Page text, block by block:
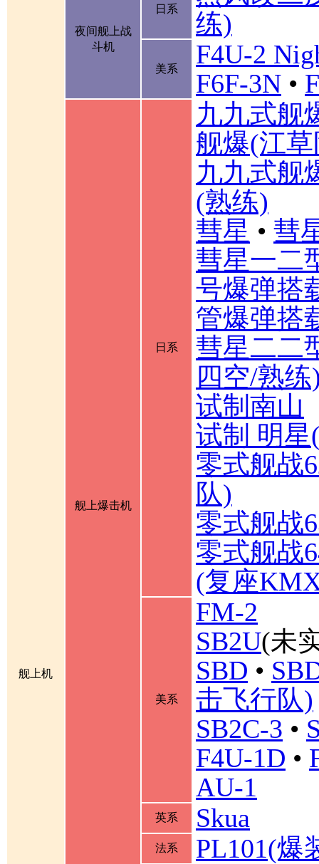
舰上机
夜间舰上战
斗机
日系
练)
美系
F4U-2
F6F-3N •
舰上爆击机
日系
九九式舰
舰爆(江
九九式舰
(熟练)
彗星 • 彗
彗星一二
号爆弹搭
管爆弹搭
彗星二二
四空/熟练
试制南山
试制 明
零式舰战
队)
零式舰战
零式舰战
(复座
美系
FM-2
SB2U(未
SBD •
击飞行队)
SB2C-3 •
F4U-1D •
AU-1
英系 Skua
法系 PL101(爆